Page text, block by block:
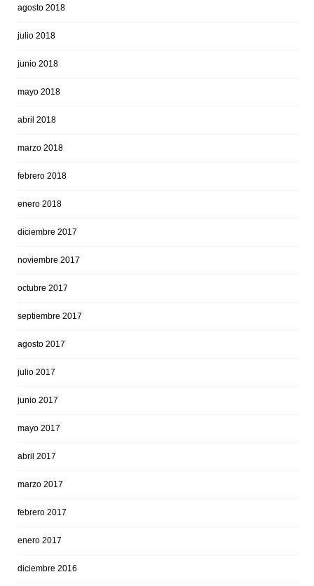
agosto 2018
julio 2018
junio 2018
mayo 2018
abril 2018
marzo 2018
febrero 2018
enero 2018
diciembre 2017
noviembre 2017
octubre 2017
septiembre 2017
agosto 2017
julio 2017
junio 2017
mayo 2017
abril 2017
marzo 2017
febrero 2017
enero 2017
diciembre 2016